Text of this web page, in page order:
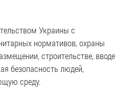
Украины с
нормативов, охраны
строительстве, вводе
безопасность людей,
среду.